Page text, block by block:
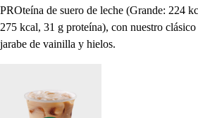
PROteína de suero de leche (Grande: 224
275 kcal, 31 g proteína), con nuestro
jarabe de vainilla y hielos.